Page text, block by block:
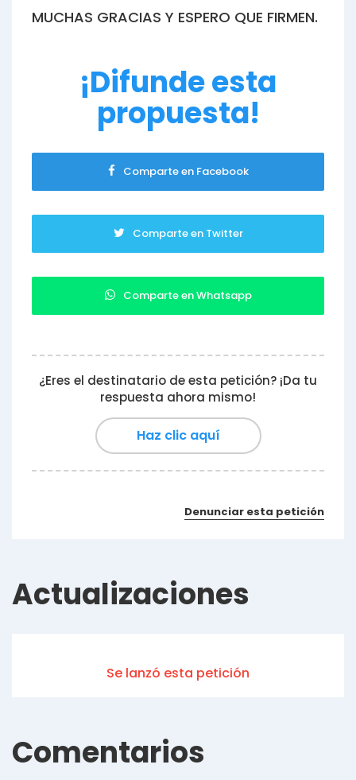
MUCHAS GRACIAS Y ESPERO QUE FIRMEN.
¡Difunde esta
propuesta!
Comparte en Facebook
Comparte en Twitter
Comparte en Whatsapp
¿Eres el destinatario de esta petición? ¡Da tu
respuesta ahora mismo!
Haz clic aquí
Denunciar esta petición
Actualizaciones
Se lanzó esta petición
Comentarios